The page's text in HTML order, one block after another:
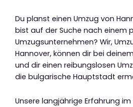
Du planst einen Umzug von
bist auf der Suche nach einem
Umzugsunternehmen? Wir,
Hannover, können dir bei
und dir einen reibungslosen
die bulgarische Hauptstadt
Unsere langjährige Erfahrung